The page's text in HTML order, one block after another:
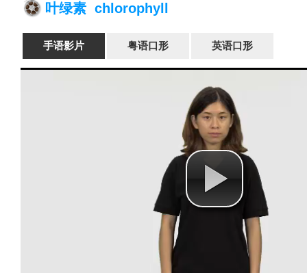
叶绿素 chlorophyll
手语影片 粤语口形 英语口形